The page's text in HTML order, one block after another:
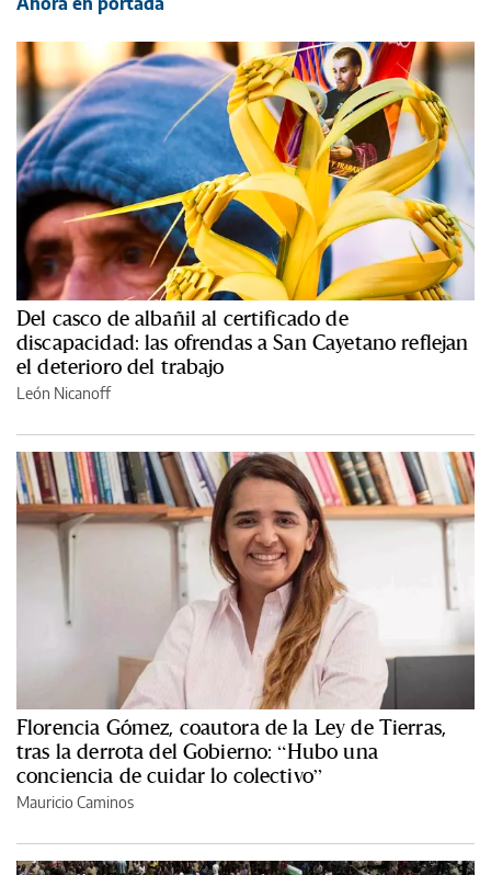
Del casco de albañil al certificado de
discapacidad: las ofrendas a San Cayetano reflejan
el deterioro del trabajo
León Nicanoff
Florencia Gómez, coautora de la Ley de Tierras,
tras la derrota del Gobierno: “Hubo una
conciencia de cuidar lo colectivo”
Mauricio Caminos